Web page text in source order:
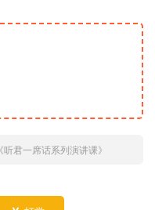
听君一席话系列演讲课》